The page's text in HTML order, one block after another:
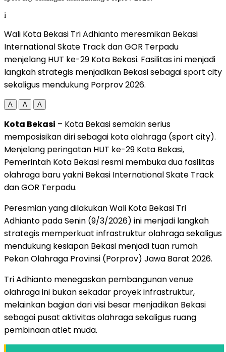
i
Wali Kota Bekasi Tri Adhianto meresmikan Bekasi
International Skate Track dan GOR Terpadu
menjelang HUT ke-29 Kota Bekasi. Fasilitas ini menjadi
langkah strategis menjadikan Bekasi sebagai sport city
sekaligus mendukung Porprov 2026.
A A A
Kota Bekasi – Kota Bekasi semakin serius
memposisikan diri sebagai kota olahraga (sport city).
Menjelang peringatan HUT ke-29 Kota Bekasi,
Pemerintah Kota Bekasi resmi membuka dua fasilitas
olahraga baru yakni Bekasi International Skate Track
dan GOR Terpadu.
Peresmian yang dilakukan Wali Kota Bekasi Tri
Adhianto pada Senin (9/3/2026) ini menjadi langkah
strategis memperkuat infrastruktur olahraga sekaligus
mendukung kesiapan Bekasi menjadi tuan rumah
Pekan Olahraga Provinsi (Porprov) Jawa Barat 2026.
Tri Adhianto menegaskan pembangunan venue
olahraga ini bukan sekadar proyek infrastruktur,
melainkan bagian dari visi besar menjadikan Bekasi
sebagai pusat aktivitas olahraga sekaligus ruang
pembinaan atlet muda.